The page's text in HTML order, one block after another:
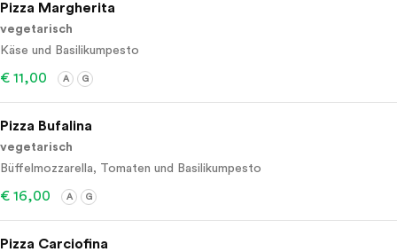
Pizza Margherita
vegetarisch
Käse und Basilikumpesto
€ 11,00 A G
Pizza Bufalina
vegetarisch
Büffelmozzarella, Tomaten und Basilikumpesto
€ 16,00 A G
Pizza Carciofina